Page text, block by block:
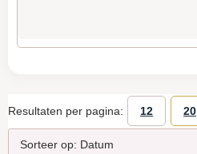
Resultaten per pagina: 12 20